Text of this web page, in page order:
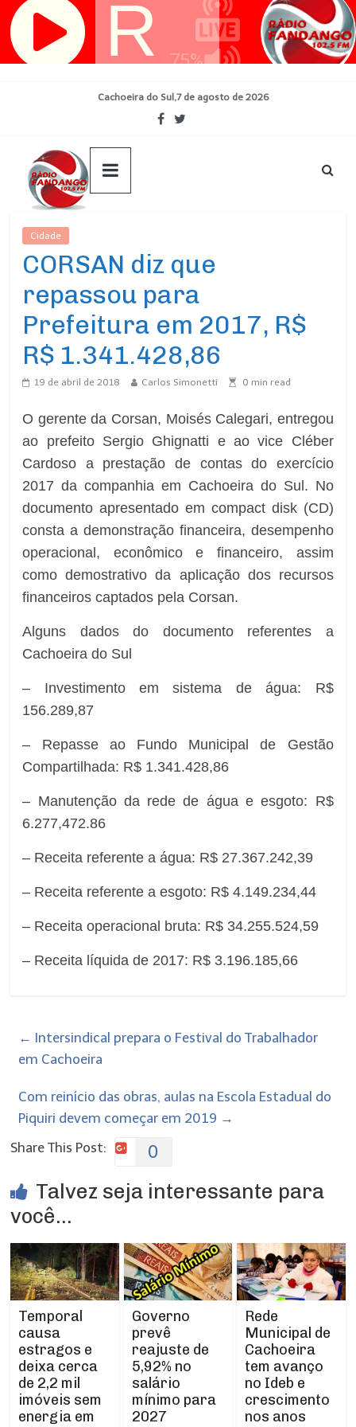
Pular
para
Cachoeira do Sul,7 de agosto de 2026
Cidade
CORSAN diz que
repassou para
Prefeitura em 2017, R$
R$ 1.341.428,86
19 de abril de 2018 Carlos Simonetti 0 min read
O gerente da Corsan, Moisés Calegari, entregou
ao prefeito Sergio Ghignatti e ao vice Cléber
Cardoso a prestação de contas do exercício
2017 da companhia em Cachoeira do Sul. No
documento apresentado em compact disk (CD)
consta a demonstração financeira, desempenho
operacional, econômico e financeiro, assim
como demostrativo da aplicação dos recursos
financeiros captados pela Corsan.
Alguns dados do documento referentes a
Cachoeira do Sul
– Investimento em sistema de água: R$
156.289,87
– Repasse ao Fundo Municipal de Gestão
Compartilhada: R$ 1.341.428,86
– Manutenção da rede de água e esgoto: R$
6.277,472.86
– Receita referente a água: R$ 27.367.242,39
– Receita referente a esgoto: R$ 4.149.234,44
– Receita operacional bruta: R$ 34.255.524,59
– Receita líquida de 2017: R$ 3.196.185,66
← Intersindical prepara o Festival do Trabalhador
em Cachoeira
Com reinício das obras, aulas na Escola Estadual do
Piquiri devem começar em 2019 →
Share This Post:
0
Talvez seja interessante para
você...
Temporal
causa
estragos e
deixa cerca
de 2,2 mil
imóveis sem
energia em
Governo
prevê
reajuste de
5,92% no
salário
mínimo para
2027
Rede
Municipal de
Cachoeira
tem avanço
no Ideb e
crescimento
nos anos